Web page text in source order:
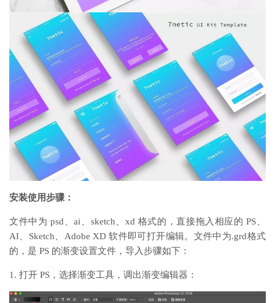
安装使用步骤：
文件中为 psd、ai、sketch、xd 格式的，直接拖入相应的 PS、
AI、Sketch、Adobe XD 软件即可打开编辑。文件中为.grd格式
的，是 PS 的渐变设置文件，导入步骤如下：
1. 打开 PS，选择渐变工具，调出渐变编辑器：